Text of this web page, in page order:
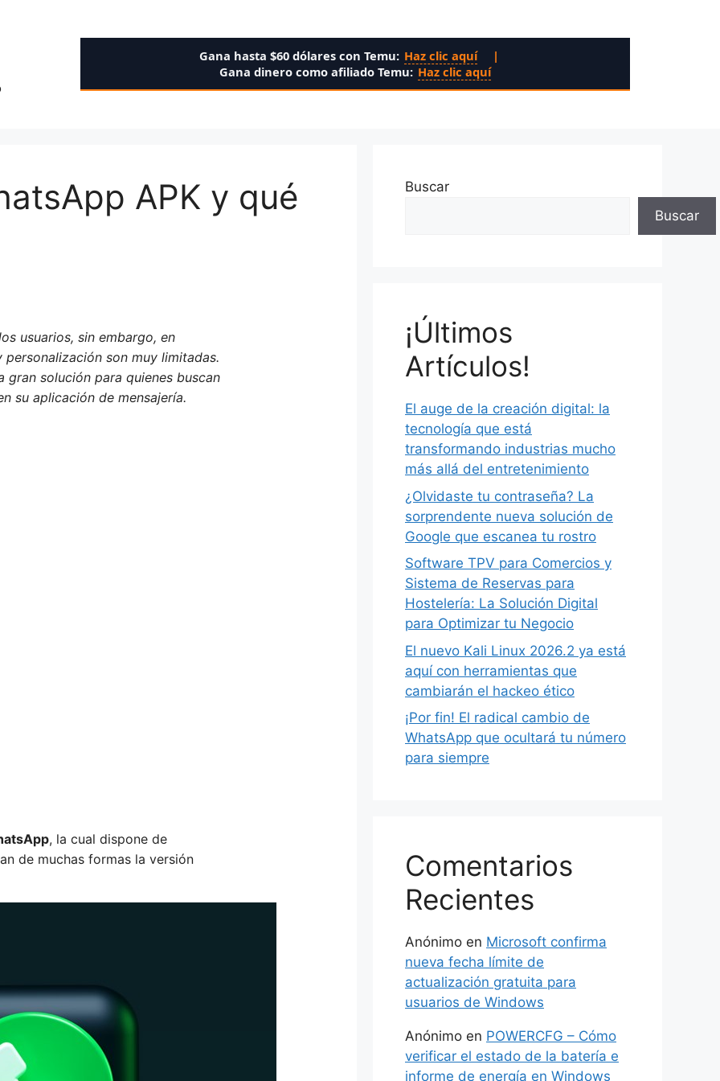
Gana hasta $60 dólares con Temu: Haz clic aquí
|
Gana dinero como afiliado Temu: Haz clic aquí
APK y qué
usuarios, sin embargo, en
son muy limitadas.
gran solución para quienes buscan
su aplicación de mensajería.
, la cual dispone de
de muchas formas la versión
Buscar
Buscar
¡Últimos
Artículos!
El auge de la creación digital: la
tecnología que está
transformando industrias mucho
más allá del entretenimiento
¿Olvidaste tu contraseña? La
sorprendente nueva solución de
Google que escanea tu rostro
Software TPV para Comercios y
Sistema de Reservas para
Hostelería: La Solución Digital
para Optimizar tu Negocio
El nuevo Kali Linux 2026.2 ya está
aquí con herramientas que
cambiarán el hackeo ético
¡Por fin! El radical cambio de
WhatsApp que ocultará tu número
para siempre
Comentarios
Recientes
Anónimo en Microsoft confirma
nueva fecha límite de
actualización gratuita para
usuarios de Windows
Anónimo en POWERCFG – Cómo
verificar el estado de la batería e
informe de energía en Windows